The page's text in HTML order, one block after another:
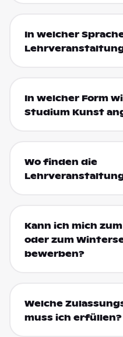
In welcher
In welcher Form
Studium Kunst
Wo finden die
Kann ich mich
oder zum
bewerben?
Welche
muss ich erfüllen?